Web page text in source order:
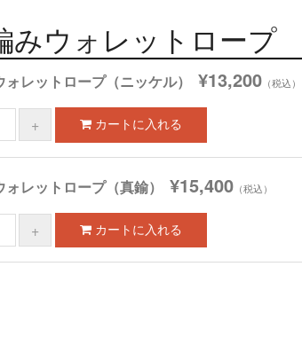
みウォレットロープ
レットロープ（ニッケル） ¥13,200（税込）
レットロープ（真鍮） ¥15,400（税込）